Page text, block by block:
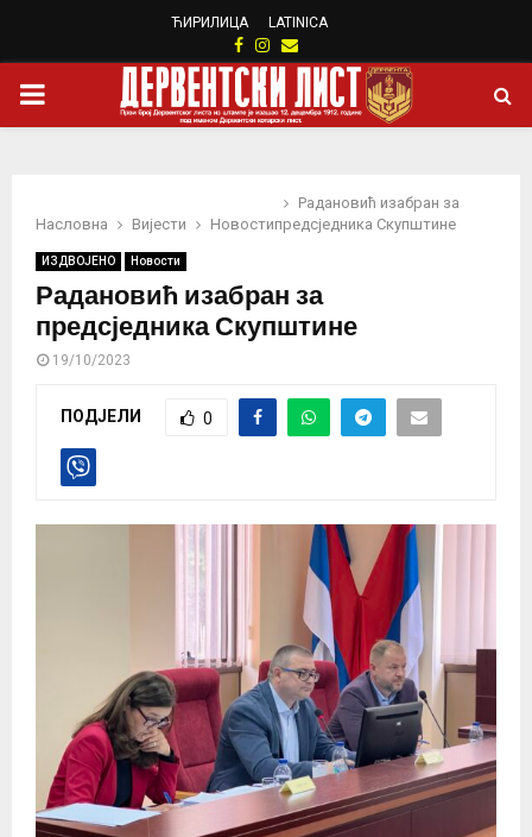
ЋИРИЛИЦА LATINICA
Facebook
Instagram
Email
PRIMARY
Насловна Вијести Новости
Радановић изабран за
предсједника Скупштине
ИЗДВОЈЕНО Новости
Радановић изабран за
предсједника Скупштине
19/10/2023
ПОДЈЕЛИ 0